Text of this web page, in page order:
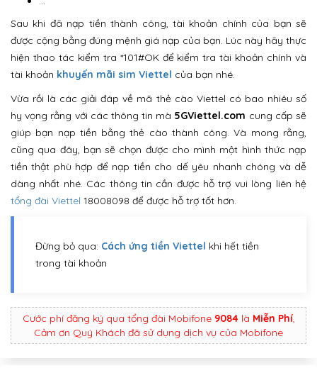
Sau khi đã nạp tiền thành công, tài khoản chính của bạn sẽ
được cộng bằng đúng mệnh giá nạp của bạn. Lúc này hãy thực
hiện thao tác kiểm tra *101#OK để kiểm tra tài khoản chính và
tài khoản khuyến mãi sim Viettel của bạn nhé.
Vừa rồi là các giải đáp về mã thẻ cào Viettel có bao nhiêu số
hy vọng rằng với các thông tin mà 5GViettel.com cung cấp sẽ
giúp bạn nạp tiền bằng thẻ cào thành công. Và mong rằng,
cũng qua đây, bạn sẽ chọn được cho mình một hình thức nạp
tiền thật phù hợp để nạp tiền cho dế yêu nhanh chóng và dễ
dàng nhất nhé. Các thông tin cần được hỗ trợ vui lòng liên hệ
tổng đài Viettel 18008098 để được hỗ trợ tốt hơn.
Đừng bỏ qua: Cách ứng tiền Viettel khi hết tiền
trong tài khoản
Cước phí đăng ký qua tổng đài Mobifone 9084là Miễn Phí,
Cảm ơn Quý Khách đã sử dụng dịch vụ của Mobifone